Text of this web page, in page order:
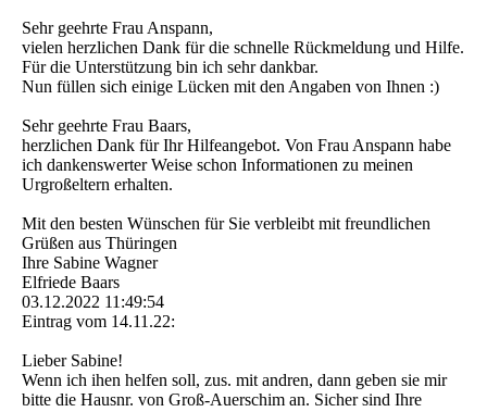
Sehr geehrte Frau Anspann,
vielen herzlichen Dank für die schnelle Rückmeldung und Hilfe.
Für die Unterstützung bin ich sehr dankbar.
Nun füllen sich einige Lücken mit den Angaben von Ihnen :)
Sehr geehrte Frau Baars,
herzlichen Dank für Ihr Hilfeangebot. Von Frau Anspann habe
ich dankenswerter Weise schon Informationen zu meinen
Urgroßeltern erhalten.
Mit den besten Wünschen für Sie verbleibt mit freundlichen
Grüßen aus Thüringen
Ihre Sabine Wagner
Elfriede Baars
03.12.2022 11:49:54
Eintrag vom 14.11.22:
Lieber Sabine!
Wenn ich ihen helfen soll, zus. mit andren, dann geben sie mir
bitte die Hausnr. von Groß-Auerschim an. Sicher sind Ihre